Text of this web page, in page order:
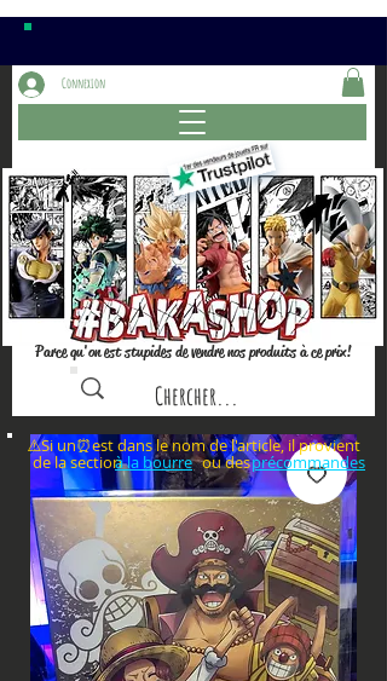
Parce qu'on est stupides de vendre nos produits à ce prix!
Connexion
⚠️Si un⏰est dans le nom de l'article, il provient
de la section ou des
à la bourre précommandes